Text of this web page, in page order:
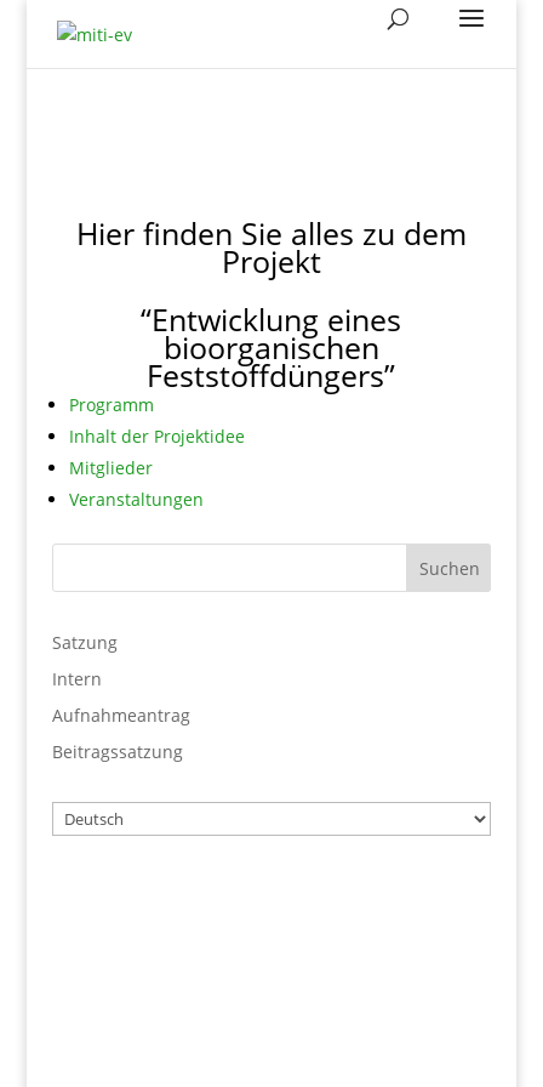
Hier finden Sie alles zu dem
Projekt
“Entwicklung eines
bioorganischen
Feststoffdüngers”
Programm
Inhalt der Projektidee
Mitglieder
Veranstaltungen
Satzung
Intern
Aufnahmeantrag
Beitragssatzung
Wählen
Sie